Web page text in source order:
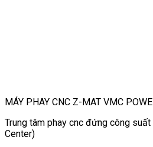
MÁY PHAY CNC Z-MAT VMC
Trung tâm phay cnc đứng công
Center)